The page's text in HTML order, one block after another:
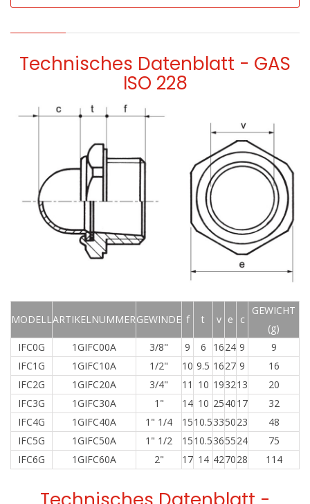
Technisches Datenblatt - GAS
ISO 228
MODELL ARTIKELNUMMERGEWINDE f t v e c
GEWICHT
(g)
IFC0G
1GIFC00A 3/8" 9 6 1624 9
9
IFC1G
1GIFC10A 1/2" 10 9.5 1627 9
16
IFC2G
1GIFC20A 3/4" 11 10 193213
20
IFC3G
1GIFC30A 1" 14 10 254017
32
IFC4G
1GIFC40A 1" 1/4 1510.5335023
48
IFC5G
1GIFC50A 1" 1/2 1510.5365524
75
IFC6G
1GIFC60A 2" 17 14 427028 114